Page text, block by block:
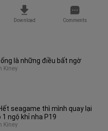
Download Comments
là những điều bất ngờ
Kiney
seagame thì mình quay lại
ngộ khỉ nha P19
Kiney